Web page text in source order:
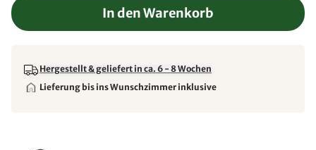
In den Warenkorb
Hergestellt & geliefert in ca. 6 - 8 Wochen
Lieferung bis ins Wunschzimmer inklusive